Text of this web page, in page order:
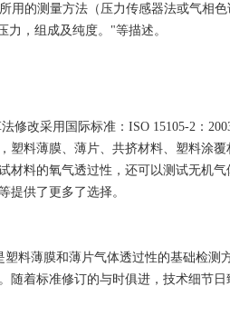
用的测量方法（压力传感器法或气相
力，组成及纯度。"等描述。
改采用国际标准：ISO 15105-2：
塑料薄膜、薄片、共挤材料、塑料涂
材料的氧气透过性，还可以测试无机
提供了更多了选择。
料薄膜和薄片气体透过性的基础检测
随着标准修订的与时俱进，技术细节